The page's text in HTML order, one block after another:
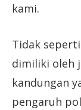
kami.
Tidak
dimiliki oleh
kandungan
pengaruh